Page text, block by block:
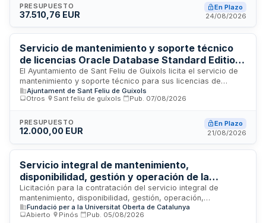
geolocalización y seguimiento de incidencias, generación de
informes y estadísticas, gestión interna de actuaciones
previas, así como interacción ciudadana a través de
aplicación móvil y portal web. El contrato abarca la
integración de inventarios y servicios municipales, migración
y conservación de datos existentes, garantizando
continuidad de servicio y compatibilidad con procedimientos
vigentes.
PRESUPUESTO
37.510,76 EUR
En Plazo
24/08/2026
Servicio de mantenimiento y soporte técnico
de licencias Oracle Database Standard Edition
One para el Ayuntamiento de Sant Feliu de
Guíxols
El Ayuntamiento de Sant Feliu de Guíxols licita el servicio de
mantenimiento y soporte técnico para sus licencias de
software Oracle Database Standard Edition One,
correspondientes a dos procesadores. El contratista debe
acceso a actualizaciones de software y parches de
seguridad proporcionados por el fabricante Oracle, así
para toda la vigencia del contrato.
Ajuntament de Sant Feliu de Guíxols
Otros
Sant feliu de guíxols Pub. 07/08/2026
PRESUPUESTO
12.000,00 EUR
En Plazo
21/08/2026
Servicio integral de mantenimiento,
disponibilidad, gestión y operación de la
infraestructura tecnológica de la Universitat
Oberta de Catalunya
Licitación para la contratación del servicio integral de
mantenimiento, disponibilidad, gestión, operación,
administración y soporte técnico de la infraestructura
tecnológica de la Universitat Oberta de Catalunya. El servicio
Fundació per a la Universitat Oberta de Catalunya
Abierto
Pinós Pub. 05/08/2026